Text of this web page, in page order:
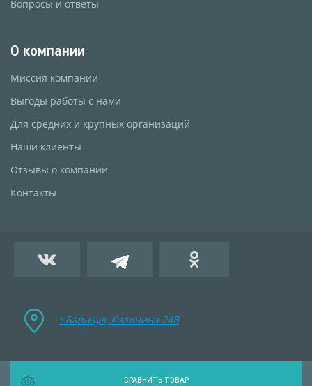
Вопросы и ответы
О компании
Миссия компании
Выгоды работы с нами
Для средних и крупных организаций
Наши клиенты
Отзывы о компании
Контакты
г.Барнаул, Калинина 24B
СРАВНИТЬ ТОВАР